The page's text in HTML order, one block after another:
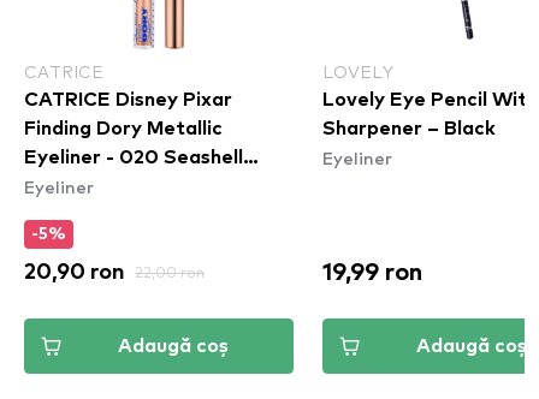
CATRICE
CATRICE Disney Pixar
Finding Dory Metallic
Eyeliner - 020 Seashell
Sparkle
Eyeliner
-5%
20,90 ron 22,00 ron
Adaugă coș
LOVELY
Lovely Eye Pencil With
Sharpener – Black
Eyeliner
19,99 ron
Adaugă coș